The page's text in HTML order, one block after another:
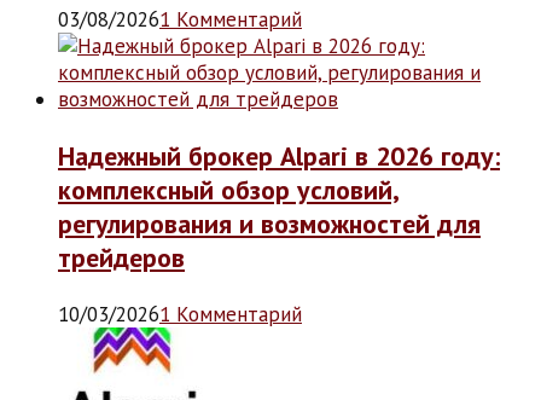
03/08/20261 Комментарий
Надежный брокер Alpari в 2026 году:
комплексный обзор условий,
регулирования и возможностей для
трейдеров
10/03/20261 Комментарий